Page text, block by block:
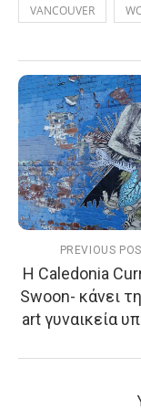
VANCOUVER
PREVIOUS
Η Caledonia
Swoon- κάνει
art γυναικεία